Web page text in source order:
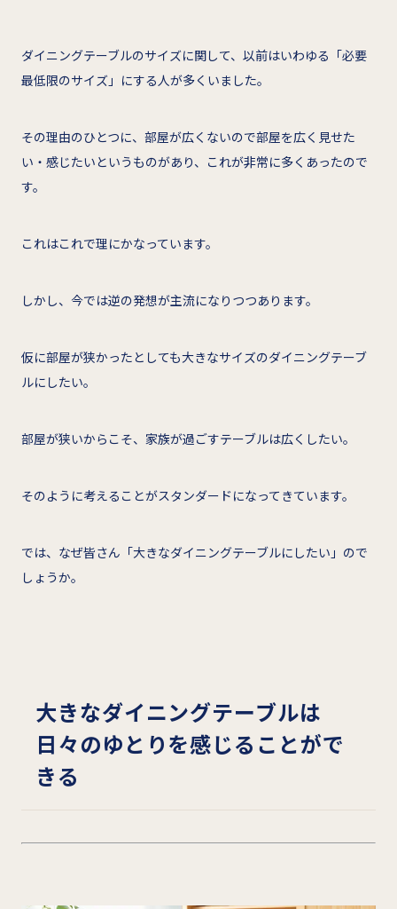
ダイニングテーブルのサイズに関して、以前はいわゆる「必要
最低限のサイズ」にする人が多くいました。
その理由のひとつに、部屋が広くないので部屋を広く見せた
い・感じたいというものがあり、これが非常に多くあったので
す。
これはこれで理にかなっています。
しかし、今では逆の発想が主流になりつつあります。
仮に部屋が狭かったとしても大きなサイズのダイニングテーブ
ルにしたい。
部屋が狭いからこそ、家族が過ごすテーブルは広くしたい。
そのように考えることがスタンダードになってきています。
では、なぜ皆さん「大きなダイニングテーブルにしたい」ので
しょうか。
大きなダイニングテーブルは
日々のゆとりを感じることがで
きる